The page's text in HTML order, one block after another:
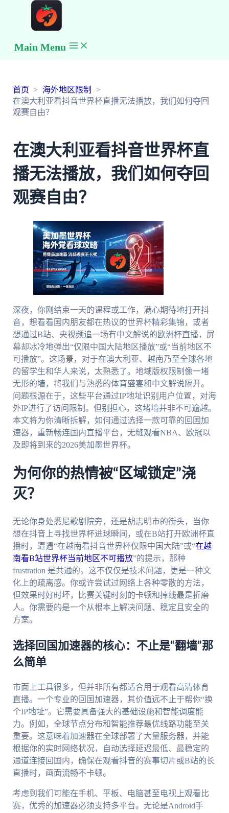
Main Menu
首页
海外地区限制
在澳大利亚看抖音世界杯直播无法播放，我们如何夺回
观赛自由？
在澳大利亚看抖音世界杯直
播无法播放，我们如何夺回
观赛自由？
深夜，你刚结束一天的课程或工作，满心期待地打开抖
音，想看看国内朋友都在热议的世界杯精彩集锦，或者
想通过B站、央视频追一场有中文解说的欧洲杯直播，屏
幕却冰冷地弹出“仅限中国大陆地区播放”或“当前地区不
可播放”。这场景，对于在澳大利亚、越南乃至全球各地
的留学生和华人来说，太熟悉了。地域版权限制像一堵
无形的墙，将我们与熟悉的体育盛宴和中文解说隔开。
问题根源在于，这些平台通过IP地址识别用户位置，对海
外IP进行了访问限制。但别担心，这堵墙并非不可逾越。
本文将为你清晰拆解，如何通过选择一款可靠的回国加
速器，重新畅连国内直播平台，无缝观看NBA、欧冠以
及即将到来的2026美加墨世界杯。
为何你的热情被“区域锁定”浇
灭？
无论你身处悉尼歌剧院旁，还是胡志明市的街头，当你
想在抖音上寻找世界杯进球瞬间，或在B站打开欧洲杯直
播时，遭遇“在越南看抖音世界杯仅限中国大陆”或“在越
南看B站世界杯当前地区不可播放”的提示，那种
frustration 是共通的。这不仅仅是技术问题，更是一种文
化上的疏离感。你或许尝试过网络上各种零散的方法，
但效果时好时坏，比赛关键时刻的卡顿和掉线最是折磨
人。你需要的是一个从根本上解决问题、稳定且安全的
方案。
选择回国加速器的核心：不止是“翻墙”那
么简单
市面上工具很多，但并非所有都适合用于观看高清体育
直播。一个专业的回国加速器，其价值远不止于帮你“换
个IP地址”。它需要具备强大的基础设施和智能调度能
力。例如，全球节点分布和智能推荐最优线路功能至关
重要。这意味着加速器在全球部署了大量服务器，并能
根据你的实时网络状况，自动选择延迟最低、最稳定的
通道连接回国内，确保在观看抖音的赛事切片或B站的长
直播时，画面流畅不卡顿。
考虑到我们可能在手机、平板、电脑甚至电视上观看比
赛，优秀的加速器必须支持多平台。无论是Android手